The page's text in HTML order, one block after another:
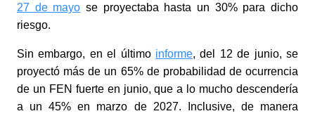
27 de mayo se proyectaba hasta un 30% para dicho
riesgo.
Sin embargo, en el último informe, del 12 de junio, se
proyectó más de un 65% de probabilidad de ocurrencia
de un FEN fuerte en junio, que a lo mucho descendería
a un 45% en marzo de 2027. Inclusive, de manera